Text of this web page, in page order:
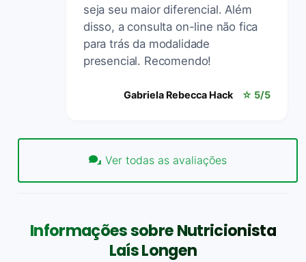
seja seu maior diferencial. Além
disso, a consulta on-line não fica
para trás da modalidade
presencial. Recomendo!
Gabriela Rebecca Hack ☆ 5/5
Ver todas as avaliações
Informações sobre Nutricionista
Laís Longen